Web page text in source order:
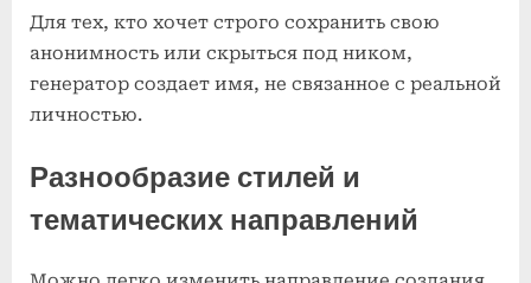
Для тех, кто хочет строго сохранить свою
анонимность или скрыться под ником,
генератор создает имя, не связанное с реальной
личностью.
Разнообразие стилей и
тематических направлений